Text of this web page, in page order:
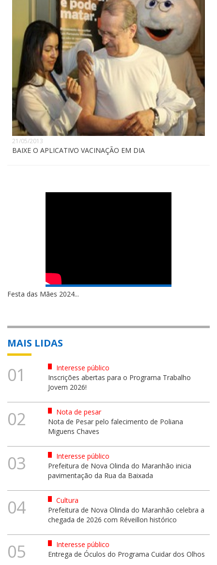
21/05/2013
BAIXE O APLICATIVO VACINAÇÃO EM DIA
Festa das Mães 2024...
MAIS LIDAS
01
Interesse público
Inscrições abertas para o Programa Trabalho
Jovem 2026!
02
Nota de pesar
Nota de Pesar pelo falecimento de Poliana
Miguens Chaves
03
Interesse público
Prefeitura de Nova Olinda do Maranhão inicia
pavimentação da Rua da Baixada
04
Cultura
Prefeitura de Nova Olinda do Maranhão celebra a
chegada de 2026 com Réveillon histórico
05
Interesse público
Entrega de Óculos do Programa Cuidar dos Olhos